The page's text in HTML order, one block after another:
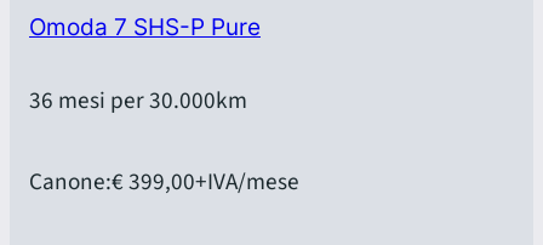
Omoda 7 SHS-P Pure
36 mesi per 30.000km
Canone:€ 399,00+IVA/mese